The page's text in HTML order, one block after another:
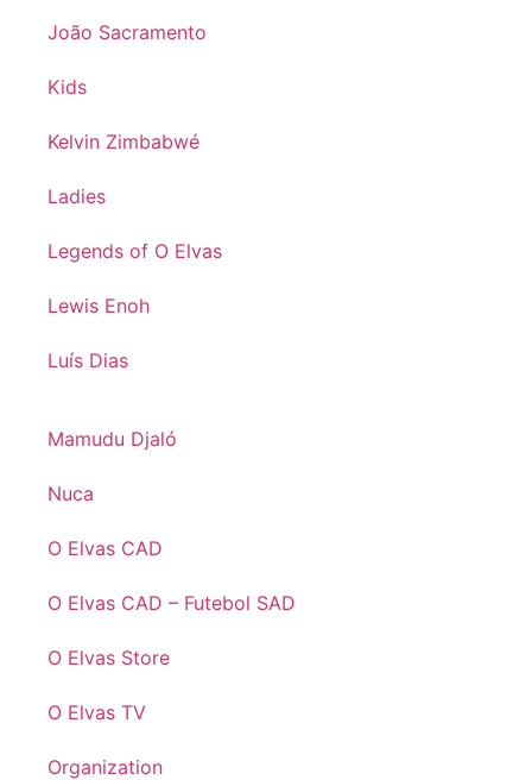
João Sacramento
Kids
Kelvin Zimbabwé
Ladies
Legends of O Elvas
Lewis Enoh
Luís Dias
Mamudu Djaló
Nuca
O Elvas CAD
O Elvas CAD – Futebol SAD
O Elvas Store
O Elvas TV
Organization